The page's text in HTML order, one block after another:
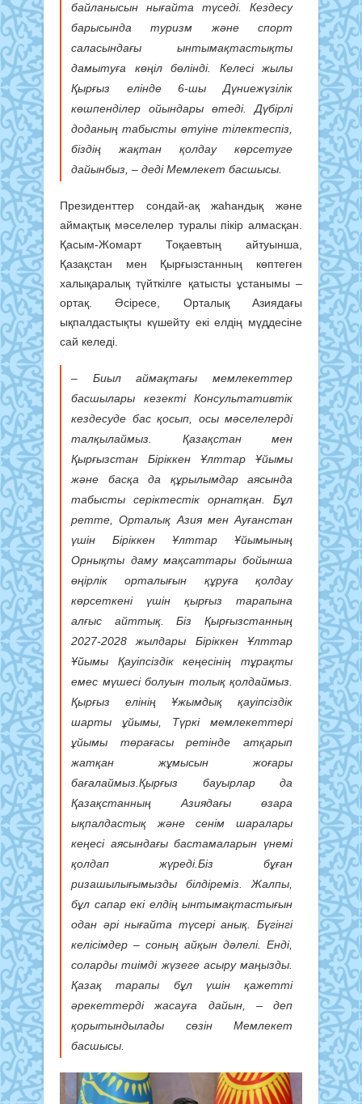
байланысын нығайта түседі. Кездесу
барысында туризм және спорт
саласындағы ынтымақтастықты
дамытуға көңіл бөлінді. Келесі жылы
Қырғыз елінде 6-шы Дүниежүзілік
көшпенділер ойындары өтеді. Дүбірлі
доданың табысты өтуіне тілектеспіз,
біздің жақтан қолдау көрсетуге
дайынбыз, – деді Мемлекет басшысы.
Президенттер сондай-ақ жаһандық және
аймақтық мәселелер туралы пікір алмасқан.
Қасым-Жомарт Тоқаевтың айтуынша,
Қазақстан мен Қырғызстанның көптеген
халықаралық түйткілге қатысты ұстанымы –
ортақ. Әсіресе, Орталық Азиядағы
ықпалдастықты күшейту екі елдің мүддесіне
сай келеді.
– Биыл аймақтағы мемлекеттер
басшылары кезекті Консультативтік
кездесуде бас қосып, осы мәселелерді
талқылаймыз. Қазақстан мен
Қырғызстан Біріккен Ұлттар Ұйымы
және басқа да құрылымдар аясында
табысты серіктестік орнатқан. Бұл
ретте, Орталық Азия мен Ауғанстан
үшін Біріккен Ұлттар Ұйымының
Орнықты даму мақсаттары бойынша
өңірлік орталығын құруға қолдау
көрсеткені үшін қырғыз тарапына
алғыс айттық. Біз Қырғызстанның
2027-2028 жылдары Біріккен Ұлттар
Ұйымы Қауіпсіздік кеңесінің тұрақты
емес мүшесі болуын толық қолдаймыз.
Қырғыз елінің Ұжымдық қауіпсіздік
шарты ұйымы, Түркі мемлекеттері
ұйымы төрағасы ретінде атқарып
жатқан жұмысын жоғары
бағалаймыз.Қырғыз бауырлар да
Қазақстанның Азиядағы өзара
ықпалдастық және сенім шаралары
кеңесі аясындағы бастамаларын үнемі
қолдап жүреді.Біз бұған
ризашылығымызды білдіреміз. Жалпы,
бұл сапар екі елдің ынтымақтастығын
одан әрі нығайта түсері анық. Бүгінгі
келісімдер – соның айқын дәлелі. Енді,
соларды тиімді жүзеге асыру маңызды.
Қазақ тарапы бұл үшін қажетті
әрекеттерді жасауға дайын, – деп
қорытындылады сөзін Мемлекет
басшысы.